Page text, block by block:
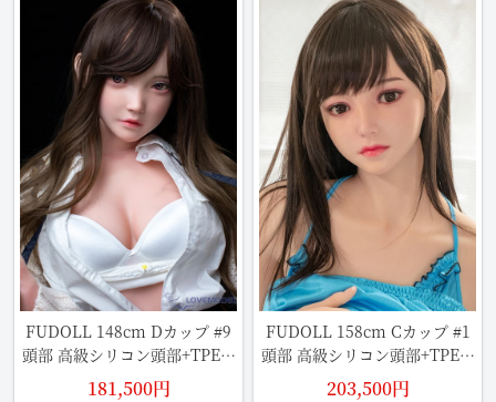
FUDOLL 148cm Dカップ #9
頭部 高級シリコン頭部+TPE材
質ボディ
181,500円
FUDOLL 158cm Cカップ #1
頭部 高級シリコン頭部+TPE材
質ボディ
203,500円